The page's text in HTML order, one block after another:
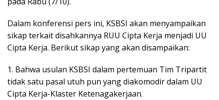
Dalam konferensi pers ini, KSBSI akan menyampaikan
sikap terkait disahkannya RUU Cipta Kerja menjadi UU
Cipta Kerja. Berikut sikap yang akan disampaikan:
1. Bahwa usulan KSBSI dalam pertemuan Tim Tripartit
tidak satu pasal utuh pun yang diakomodir dalam UU
Cipta Kerja-Klaster Ketenagakerjaan.